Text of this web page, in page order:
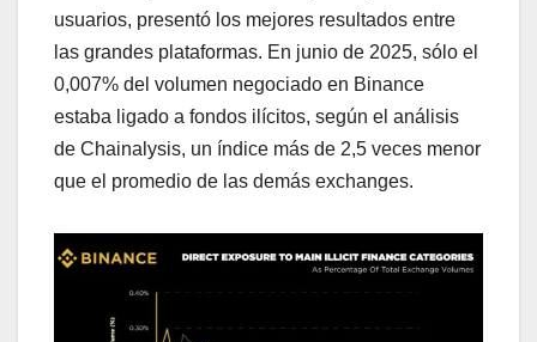
usuarios, presentó los mejores resultados entre
las grandes plataformas. En junio de 2025, sólo el
0,007% del volumen negociado en Binance
estaba ligado a fondos ilícitos, según el análisis
de Chainalysis, un índice más de 2,5 veces menor
que el promedio de las demás exchanges.